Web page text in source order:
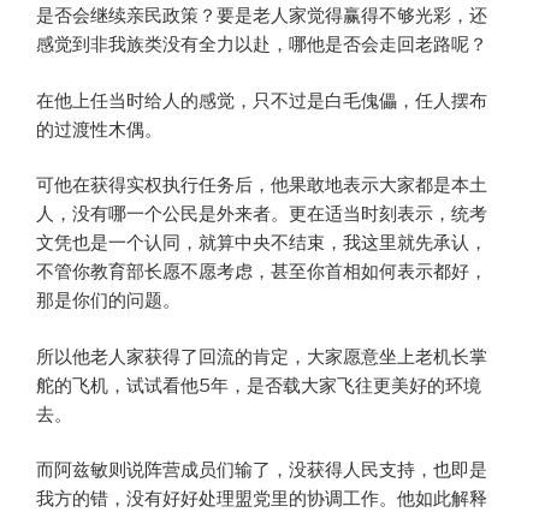
是否会继续亲民政策？要是老人家觉得赢得不够光彩，还
感觉到非我族类没有全力以赴，哪他是否会走回老路呢？
在他上任当时给人的感觉，只不过是白毛傀儡，任人摆布
的过渡性木偶。
可他在获得实权执行任务后，他果敢地表示大家都是本土
人，没有哪一个公民是外来者。更在适当时刻表示，统考
文凭也是一个认同，就算中央不结束，我这里就先承认，
不管你教育部长愿不愿考虑，甚至你首相如何表示都好，
那是你们的问题。
所以他老人家获得了回流的肯定，大家愿意坐上老机长掌
舵的飞机，试试看他5年，是否载大家飞往更美好的环境
去。
而阿兹敏则说阵营成员们输了，没获得人民支持，也即是
我方的错，没有好好处理盟党里的协调工作。他如此解释